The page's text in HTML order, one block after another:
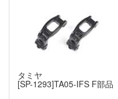
タミヤ
[SP-1293]TA05-IFS F部品